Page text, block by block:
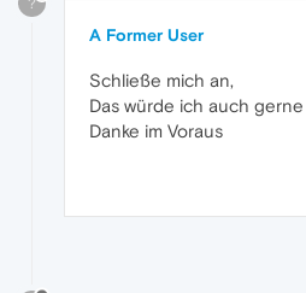
A Former User
Schließe mich an,
Das würde ich auch gerne
Danke im Voraus